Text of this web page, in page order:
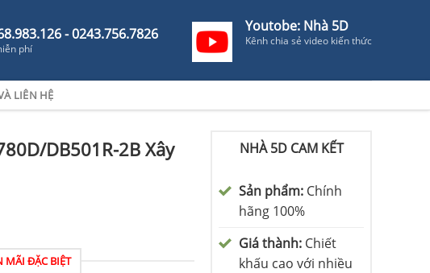
- 0243.756.7826
phí
Youtobe: Nhà 5D
Kênh chia sẻ video kiến thức
LIÊN HỆ
DB501R-2B Xây
MÃI ĐẶC BIỆT
NHÀ 5D CAM KẾT
Sản phẩm: Chính
hãng 100%
Giá thành: Chiết
khấu cao với nhiều